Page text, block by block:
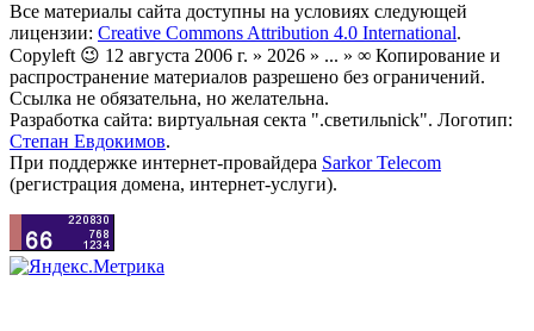
Все материалы сайта доступны на условиях следующей
лицензии: Creative Commons Attribution 4.0 International.
Copyleft 😉 12 августа 2006 г. » 2026 » ... » ∞ Копирование и
распространение материалов разрешено без ограничений.
Ссылка не обязательна, но желательна.
Разработка сайта: виртуальная секта ".светильnick". Логотип:
Степан Евдокимов.
При поддержке интернет-провайдера Sarkor Telecom
(регистрация домена, интернет-услуги).